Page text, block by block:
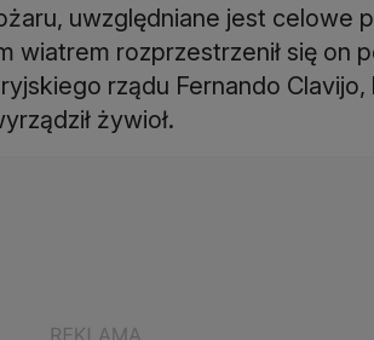
uwzględniane jest celowe
wiatrem rozprzestrzenił się on
rządu Fernando Clavijo,
żywioł.